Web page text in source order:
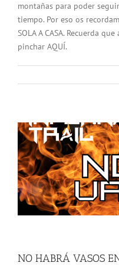
montañas para poder
tiempo. Por eso os
SOLA A CASA. Recuerda
pinchar AQUÍ.
NO HABRÁ VASOS